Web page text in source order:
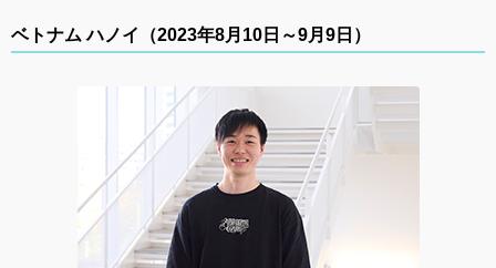
ベトナム ハノイ（2023年8月10日～9月9日）